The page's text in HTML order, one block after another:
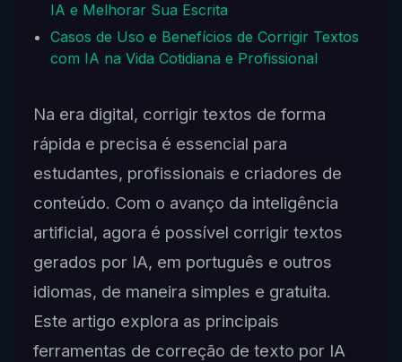
IA e Melhorar Sua Escrita
Casos de Uso e Benefícios de Corrigir Textos
com IA na Vida Cotidiana e Profissional
Na era digital, corrigir textos de forma
rápida e precisa é essencial para
estudantes, profissionais e criadores de
conteúdo. Com o avanço da inteligência
artificial, agora é possível corrigir textos
gerados por IA, em português e outros
idiomas, de maneira simples e gratuita.
Este artigo explora as principais
ferramentas de correção de texto por IA